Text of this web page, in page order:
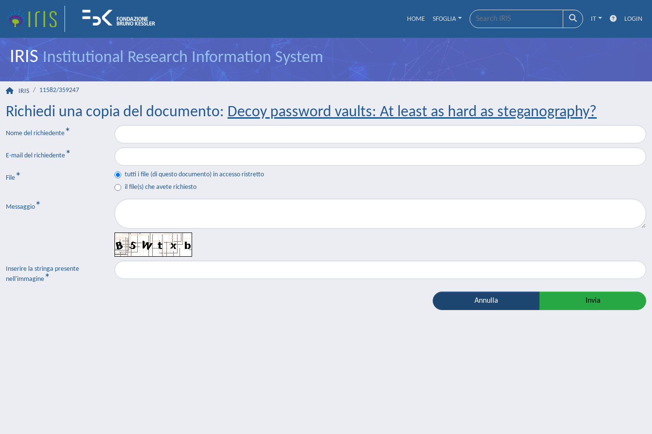
HOME SFOGLIA IT LOGIN
IRISInstitutional Research Information System
IRIS 11582/359247
Richiedi una copia del documento: Decoy password vaults: At least as hard as steganography?
Nome del richiedente
E-mail del richiedente
File
tutti i file (di questo documento) in accesso ristretto
il file(s) che avete richiesto
Messaggio
Inserire la stringa presente
nell'immagine
Annulla Invia